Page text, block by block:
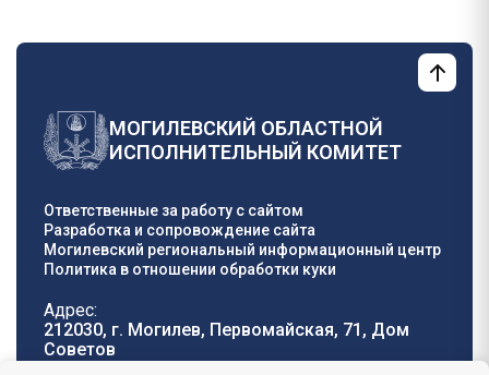
МОГИЛЕВСКИЙ ОБЛАСТНОЙ
ИСПОЛНИТЕЛЬНЫЙ КОМИТЕТ
Ответственные за работу с сайтом
Разработка и сопровождение сайта
Могилевский региональный информационный центр
Политика в отношении обработки куки
Адрес:
212030, г. Могилев, Первомайская, 71, Дом
Cоветов